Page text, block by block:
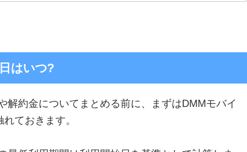
はいつ?
解約金についてまとめる前に、まずはDMMモバイ
ておきます。